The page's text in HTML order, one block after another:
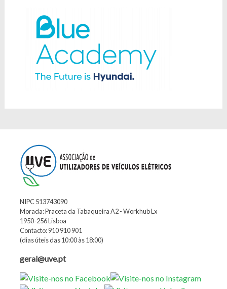
NIPC 513743090
Morada: Praceta da Tabaqueira A2 - Workhub Lx
1950-256 Lisboa
Contacto: 910 910 901
(dias úteis das 10:00 às 18:00)
geral@uve.pt